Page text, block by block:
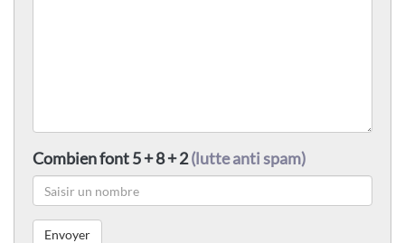
Combien font 5 + 8 + 2(lutte anti spam)